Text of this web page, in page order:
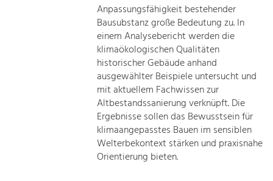
Anpassungsfähigkeit bestehender
Bausubstanz große Bedeutung zu. In
einem Analysebericht werden die
klimaökologischen Qualitäten
historischer Gebäude anhand
ausgewählter Beispiele untersucht und
mit aktuellem Fachwissen zur
Altbestandssanierung verknüpft. Die
Ergebnisse sollen das Bewusstsein für
klimaangepasstes Bauen im sensiblen
Welterbekontext stärken und praxisnahe
Orientierung bieten.